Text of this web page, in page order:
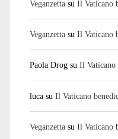
Veganzettasu Il Vaticano
Veganzettasu Il Vaticano
Paola Drogsu Il Vaticano
lucasu Il Vaticano
Veganzettasu Il Vaticano